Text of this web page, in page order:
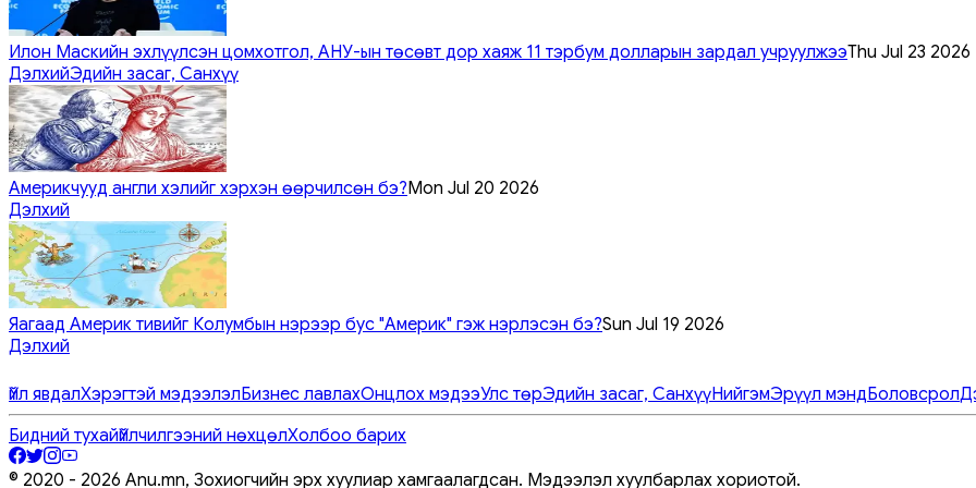
Илон Маскийн эхлүүлсэн цомхотгол, АНУ-ын төсөвт дор хаяж 11 тэрбум долларын зардал учруулжээThu Jul 23 2026
ДэлхийЭдийн засаг, Санхүү
Америкчууд англи хэлийг хэрхэн өөрчилсөн бэ?Mon Jul 20 2026
Дэлхий
Яагаад Америк тивийг Колумбын нэрээр бус "Америк" гэж нэрлэсэн бэ?Sun Jul 19 2026
Дэлхий
Үйл явдалХэрэгтэй мэдээлэлБизнес лавлахОнцлох мэдээУлс төрЭдийн засаг, СанхүүНийгэмЭрүүл мэндБоловсрол
Бидний тухайҮйлчилгээний нөхцөлХолбоо барих
© 2020 - 2026 Anu.mn, Зохиогчийн эрх хуулиар хамгаалагдсан. Мэдээлэл хуулбарлах хориотой.